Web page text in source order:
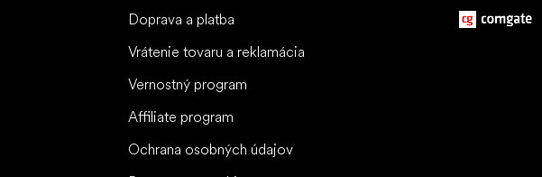
Doprava a platba
Vrátenie tovaru a reklamácia
Vernostný program
Affiliate program
Ochrana osobných údajov